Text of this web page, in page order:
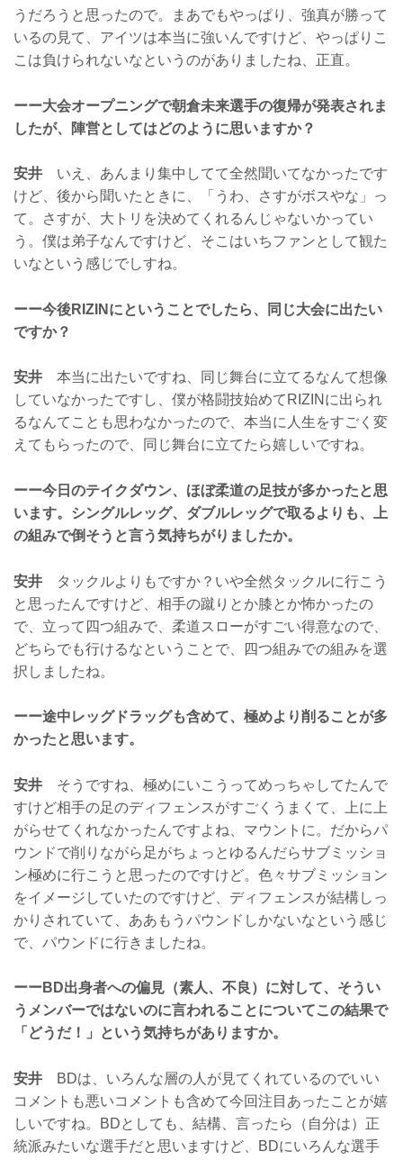
うだろうと思ったので。まあでもやっぱり、強真が勝って
いるの見て、アイツは本当に強いんですけど、やっぱりこ
こは負けられないなというのがありましたね、正直。
ーー大会オープニングで朝倉未来選手の復帰が発表されま
したが、陣営としてはどのように思いますか？
安井 いえ、あんまり集中してて全然聞いてなかったです
けど、後から聞いたときに、「うわ、さすがボスやな」っ
て。さすが、大トリを決めてくれるんじゃないかってい
う。僕は弟子なんですけど、そこはいちファンとして観た
いなという感じでしすね。
ーー今後RIZINにということでしたら、同じ大会に出たい
ですか？
安井 本当に出たいですね、同じ舞台に立てるなんて想像
していなかったですし、僕が格闘技始めてRIZINに出られ
るなんてことも思わなかったので、本当に人生をすごく変
えてもらったので、同じ舞台に立てたら嬉しいですね。
ーー今日のテイクダウン、ほぼ柔道の足技が多かったと思
います。シングルレッグ、ダブルレッグで取るよりも、上
の組みで倒そうと言う気持ちがりましたか。
安井 タックルよりもですか？いや全然タックルに行こう
と思ったんですけど、相手の蹴りとか膝とか怖かったの
で、立って四つ組みで、柔道スローがすごい得意なので、
どちらでも行けるなということで、四つ組みでの組みを選
択しましたね。
ーー途中レッグドラッグも含めて、極めより削ることが多
かったと思います。
安井 そうですね、極めにいこうってめっちゃしてたんで
すけど相手の足のディフェンスがすごくうまくて、上に上
がらせてくれなかったんですよね、マウントに。だからパ
ウンドで削りながら足がちょっとゆるんだらサブミッショ
ン極めに行こうと思ったのですけど。色々サブミッション
をイメージしていたのですけど、ディフェンスが結構しっ
かりされていて、ああもうパウンドしかないなという感じ
で、パウンドに行きましたね。
ーーBD出身者への偏見（素人、不良）に対して、そうい
うメンバーではないのに言われることについてこの結果で
「どうだ！」という気持ちがありますか。
安井 BDは、いろんな層の人が見てくれているのでいい
コメントも悪いコメントも含めて今回注目あったことが嬉
しいですね。BDとしても、結構、言ったら（自分は）正
統派みたいな選手だと思いますけど、BDにいろんな選手